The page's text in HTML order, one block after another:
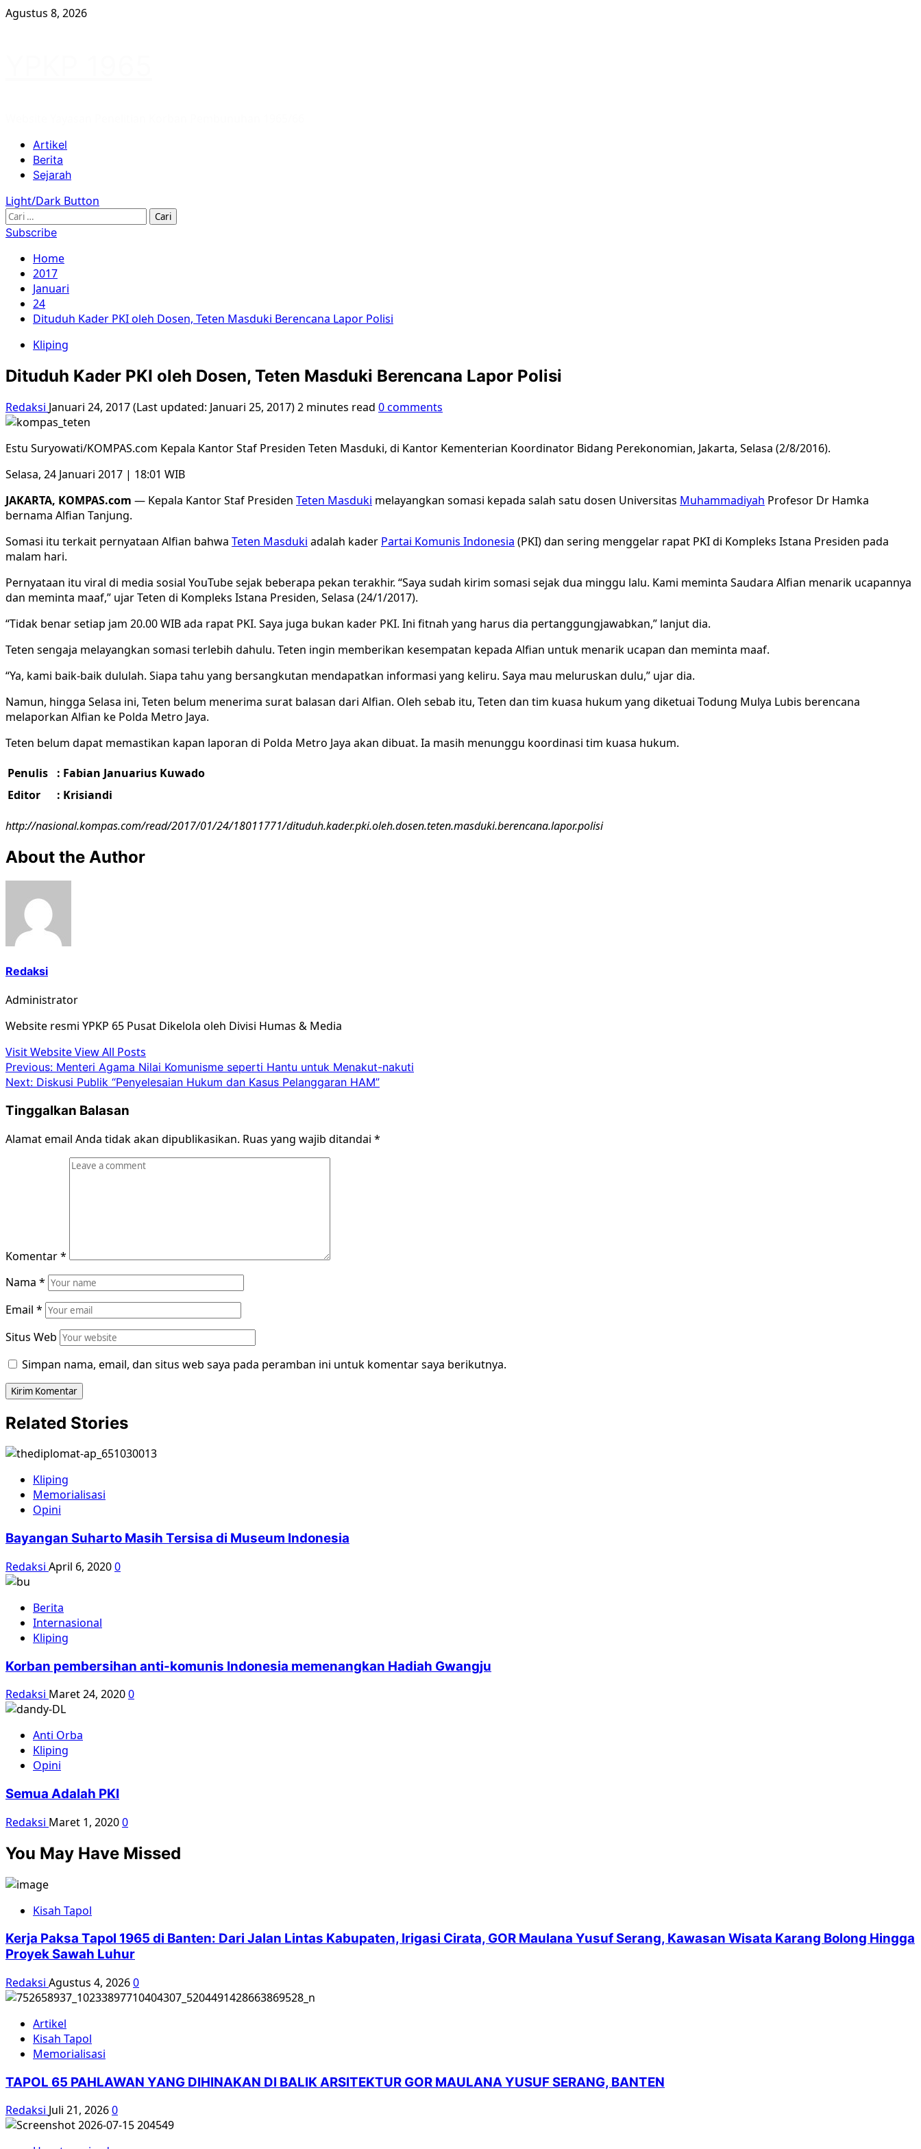
Skip
Agustus 8, 2026
Primary
Menu
Artikel
Berita
Sejarah
Light/Dark Button
Cari
untuk:
Subscribe
Home
2017
Januari
24
Dituduh Kader PKI oleh Dosen, Teten Masduki Berencana Lapor Polisi
Kliping
Dituduh Kader PKI oleh Dosen, Teten Masduki Berencana Lapor Polisi
Redaksi Januari 24, 2017 (Last updated: Januari 25, 2017)2 minutes read 0 comments
Estu Suryowati/KOMPAS.com Kepala Kantor Staf Presiden Teten Masduki, di Kantor Kementerian Koordinator Bidang Perekonomian, Jakarta, Selasa (2/8/2016).
Selasa, 24 Januari 2017 | 18:01 WIB
JAKARTA, KOMPAS.com — Kepala Kantor Staf Presiden Teten Masduki melayangkan somasi kepada salah satu dosen Universitas Muhammadiyah Profesor Dr Hamka
bernama Alfian Tanjung.
Somasi itu terkait pernyataan Alfian bahwa Teten Masduki adalah kader Partai Komunis Indonesia (PKI) dan sering menggelar rapat PKI di Kompleks Istana Presiden pada
malam hari.
Pernyataan itu viral di media sosial YouTube sejak beberapa pekan terakhir. “Saya sudah kirim somasi sejak dua minggu lalu. Kami meminta Saudara Alfian menarik ucapannya
dan meminta maaf,” ujar Teten di Kompleks Istana Presiden, Selasa (24/1/2017).
“Tidak benar setiap jam 20.00 WIB ada rapat PKI. Saya juga bukan kader PKI. Ini fitnah yang harus dia pertanggungjawabkan,” lanjut dia.
Teten sengaja melayangkan somasi terlebih dahulu. Teten ingin memberikan kesempatan kepada Alfian untuk menarik ucapan dan meminta maaf.
“Ya, kami baik-baik dululah. Siapa tahu yang bersangkutan mendapatkan informasi yang keliru. Saya mau meluruskan dulu,” ujar dia.
Namun, hingga Selasa ini, Teten belum menerima surat balasan dari Alfian. Oleh sebab itu, Teten dan tim kuasa hukum yang diketuai Todung Mulya Lubis berencana
melaporkan Alfian ke Polda Metro Jaya.
Teten belum dapat memastikan kapan laporan di Polda Metro Jaya akan dibuat. Ia masih menunggu koordinasi tim kuasa hukum.
Penulis
: Fabian Januarius Kuwado
Editor
: Krisiandi
http://nasional.kompas.com/read/2017/01/24/18011771/dituduh.kader.pki.oleh.dosen.teten.masduki.berencana.lapor.polisi
About the Author
Redaksi
Administrator
Website resmi YPKP 65 Pusat Dikelola oleh Divisi Humas & Media
Visit WebsiteView All Posts
Post
navigation
Previous: Menteri Agama Nilai Komunisme seperti Hantu untuk Menakut-nakuti
Next: Diskusi Publik “Penyelesaian Hukum dan Kasus Pelanggaran HAM”
Tinggalkan Balasan
Alamat email Anda tidak akan dipublikasikan. Ruas yang wajib ditandai *
Komentar*
Nama *
Email *
Situs Web
Simpan nama, email, dan situs web saya pada peramban ini untuk komentar saya berikutnya.
Related Stories
Kliping
Memorialisasi
Opini
Bayangan Suharto Masih Tersisa di Museum Indonesia
Redaksi April 6, 20200
Berita
Internasional
Kliping
Korban pembersihan anti-komunis Indonesia memenangkan Hadiah Gwangju
Redaksi Maret 24, 20200
Anti Orba
Kliping
Opini
Semua Adalah PKI
Redaksi Maret 1, 20200
You May Have Missed
Kisah Tapol
Kerja Paksa Tapol 1965 di Banten: Dari Jalan Lintas Kabupaten, Irigasi Cirata, GOR Maulana Yusuf Serang, Kawasan Wisata Karang Bolong Hingga
Proyek Sawah Luhur
Redaksi Agustus 4, 20260
Artikel
Kisah Tapol
Memorialisasi
TAPOL 65 PAHLAWAN YANG DIHINAKAN DI BALIK ARSITEKTUR GOR MAULANA YUSUF SERANG, BANTEN
Redaksi Juli 21, 20260